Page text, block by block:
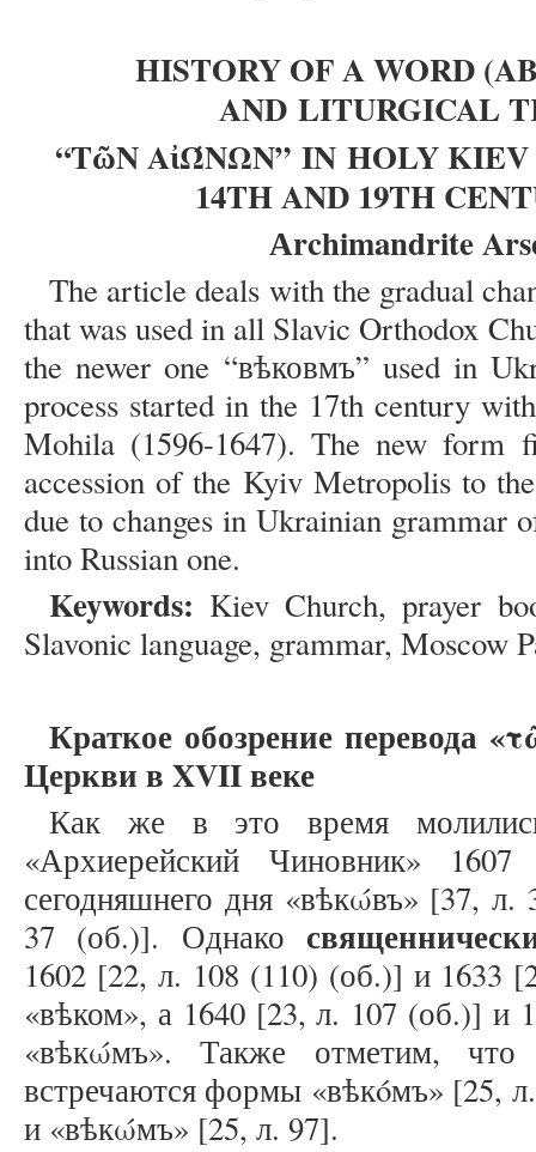
HISTORY OF A WORD
AND LITURGICAL
“ΤῶΝ ΑἰΏΝΩΝ” IN HOLY
14TH AND 19TH
Аrchimandrite
The article deals with the gradual
that was used in all Slavic Orthodox
the newer one “вѣковмъ” used in
process started in the 17th century
Mohila (1596-1647). The new form
accession of the Kyiv Metropolis to
due to changes in Ukrainian grammar
into Russian one.
Keywords: Kiev Church, prayer
Slavonic language, grammar, Moscow
Краткое обозрение перевода
Церкви в XVII веке
Как же в это время
«Архиерейский Чиновник»
сегодняшнего дня «вѣкώвъ» [37,
37 (об.)]. Однако
1602 [22, л. 108 (110) (об.)] и 1633
«вѣком», а 1640 [23, л. 107 (об.)] и
«вѣкώмъ». Также отметим,
встречаются формы «вѣкóмъ» [25,
и «вѣкώмъ» [25, л. 97].